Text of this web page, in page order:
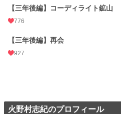
【三年後編】コーディライト鉱山
776
【三年後編】再会
927
火野村志紀のプロフィール